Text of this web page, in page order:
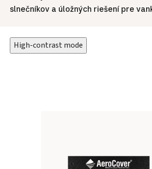
slnečníkov a úložných riešení pre
High-contrast mode